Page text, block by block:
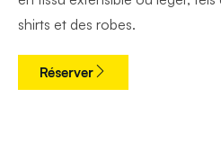
shirts et des robes.
Réserver